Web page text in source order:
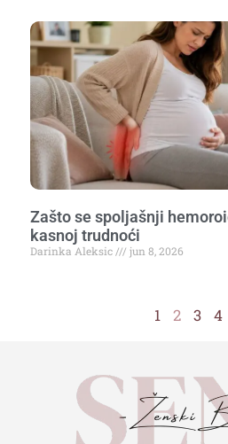
Zašto se spoljašnji
kasnoj trudnoći
Darinka Aleksic jun 8, 2026
1 2 3 4